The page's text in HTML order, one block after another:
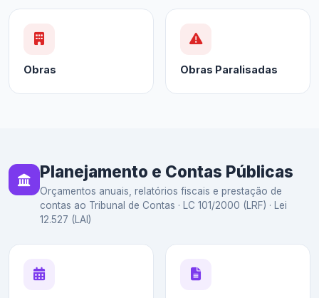
Obras Obras Paralisadas
Planejamento e Contas Públicas
Orçamentos anuais, relatórios fiscais e prestação de
contas ao Tribunal de Contas · LC 101/2000 (LRF) · Lei
12.527 (LAI)